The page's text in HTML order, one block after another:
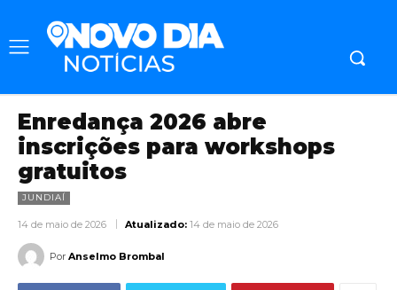
Enredança 2026 abre
inscrições para workshops
gratuitos
JUNDIAÍ
14 de maio de 2026 Atualizado: 14 de maio de 2026
Por Anselmo Brombal